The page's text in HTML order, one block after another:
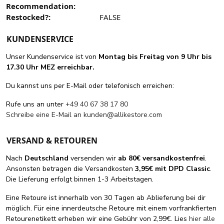
Recommendation:
Restocked?: FALSE
KUNDENSERVICE
Unser Kundenservice ist von Montag bis Freitag von 9 Uhr bis
17.30 Uhr MEZ erreichbar.
Du kannst uns per E-Mail oder telefonisch erreichen:
Rufe uns an unter +49 40 67 38 17 80
Schreibe eine E-Mail an kunden@allikestore.com
VERSAND & RETOUREN
Nach Deutschland versenden wir ab 80€ versandkostenfrei.
Ansonsten betragen die Versandkosten 3,95€ mit DPD Classic.
Die Lieferung erfolgt binnen 1-3 Arbeitstagen.
Eine Retoure ist innerhalb von 30 Tagen ab Ablieferung bei dir
möglich. Für eine innerdeutsche Retoure mit einem vorfrankfierten
Retourenetikett erheben wir eine Gebühr von 2,99€. Lies hier alle